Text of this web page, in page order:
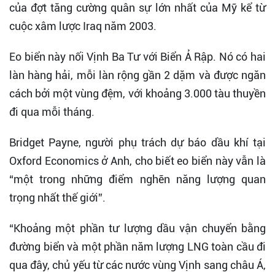
của đợt tăng cường quân sự lớn nhất của Mỹ kể từ
cuộc xâm lược Iraq năm 2003.
Eo biển này nối Vịnh Ba Tư với Biển Ả Rập. Nó có hai
làn hàng hải, mỗi làn rộng gần 2 dặm và được ngăn
cách bởi một vùng đệm, với khoảng 3.000 tàu thuyền
đi qua mỗi tháng.
Bridget Payne, người phụ trách dự báo dầu khí tại
Oxford Economics ở Anh, cho biết eo biển này vẫn là
“một trong những điểm nghẽn năng lượng quan
trọng nhất thế giới”.
“Khoảng một phần tư lượng dầu vận chuyển bằng
đường biển và một phần năm lượng LNG toàn cầu đi
qua đây, chủ yếu từ các nước vùng Vịnh sang châu Á,